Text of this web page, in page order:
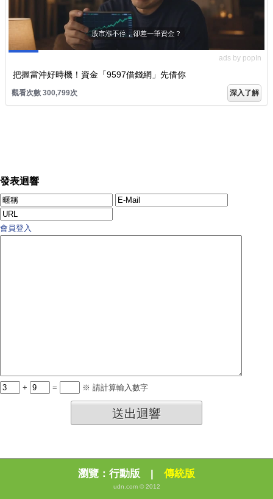
ads by popIn
把握當沖好時機！資金「9597借錢網」先借你
觀看次數 300,799次 深入了解
發表迴響
會員登入
+ = ※ 請計算輸入數字
送出迴響
瀏覽： 行動版 | 傳統版
udn.com © 2012